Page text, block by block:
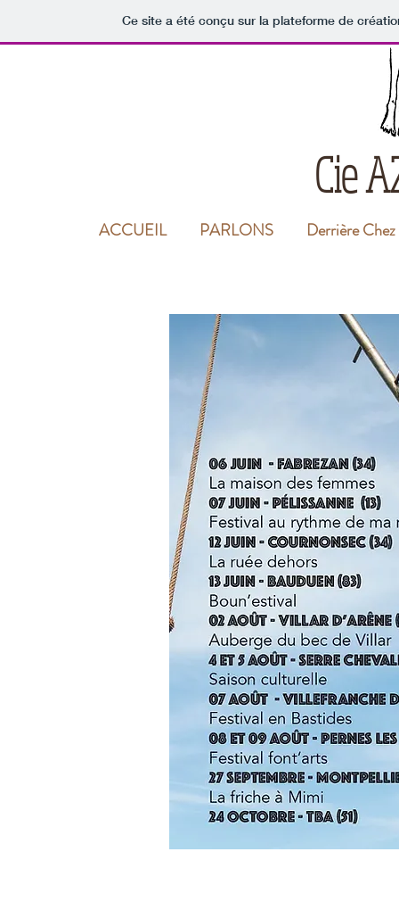
Ce site a été conçu sur la plateforme de
Cie
ACCUEIL PARLONS Derrière